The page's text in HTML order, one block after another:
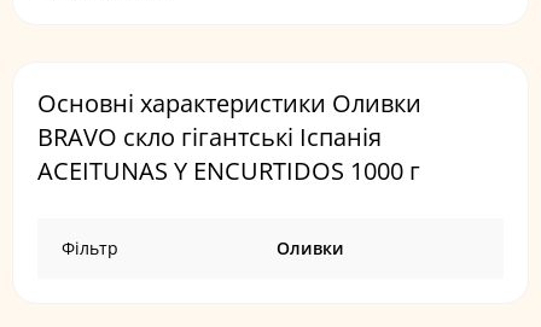
Основні характеристики Оливки
BRAVO скло гігантські Іспанія
ACEITUNAS Y ENCURTIDOS 1000 г
Фільтр Оливки